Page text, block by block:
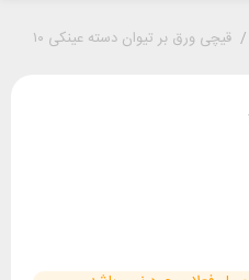
/ قیچی ورق بر تیوان دسته عینکی ۱۰